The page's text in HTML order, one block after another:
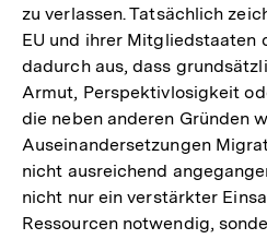
zu verlassen. Tatsächlich
EU und ihrer Mitgliedstaaten
dadurch aus, dass
Armut, Perspektivlosigkeit
die neben anderen Gründen
Auseinandersetzungen
nicht ausreichend
nicht nur ein verstärkter
Ressourcen notwendig,